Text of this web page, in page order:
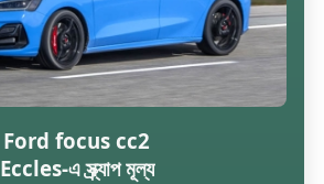
Ford focus cc2
Eccles-এ স্ক্র্যাপ মূল্য